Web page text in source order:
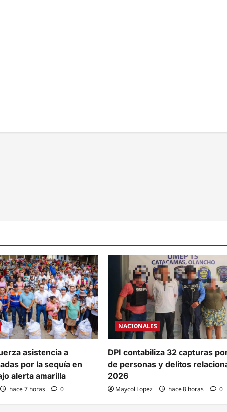
asistencia a
por la sequía en
alerta amarilla
hace 7 horas 0
NACIONALES
DPI contabiliza 32 capturas
de personas y delitos
2026
Maycol Lopez hace 8 horas 0